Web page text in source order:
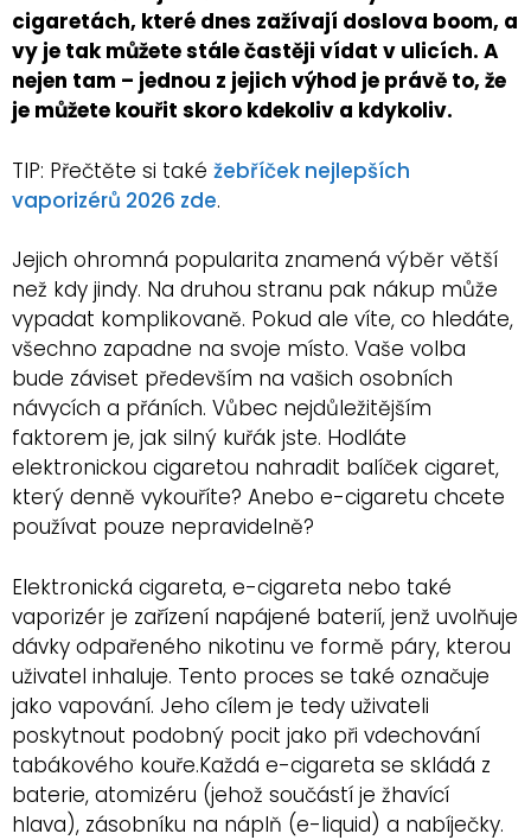
cigaretách, které dnes zažívají doslova boom, a
vy je tak můžete stále častěji vídat v ulicích. A
nejen tam – jednou z jejich výhod je právě to, že
je můžete kouřit skoro kdekoliv a kdykoliv.
TIP: Přečtěte si také žebříček nejlepších
vaporizérů 2026 zde.
Jejich ohromná popularita znamená výběr větší
než kdy jindy. Na druhou stranu pak nákup může
vypadat komplikovaně. Pokud ale víte, co hledáte,
všechno zapadne na svoje místo. Vaše volba
bude záviset především na vašich osobních
návycích a přáních. Vůbec nejdůležitějším
faktorem je, jak silný kuřák jste. Hodláte
elektronickou cigaretou nahradit balíček cigaret,
který denně vykouříte? Anebo e-cigaretu chcete
používat pouze nepravidelně?
Elektronická cigareta, e-cigareta nebo také
vaporizér je zařízení napájené baterií, jenž uvolňuje
dávky odpařeného nikotinu ve formě páry, kterou
uživatel inhaluje. Tento proces se také označuje
jako vapování. Jeho cílem je tedy uživateli
poskytnout podobný pocit jako při vdechování
tabákového kouře.Každá e-cigareta se skládá z
baterie, atomizéru (jehož součástí je žhavící
hlava), zásobníku na náplň (e-liquid) a nabíječky.